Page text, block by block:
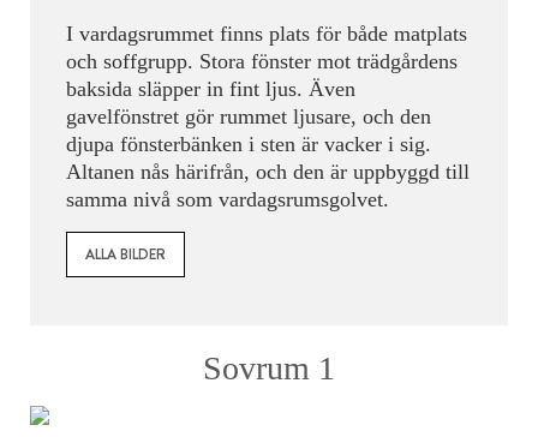
I vardagsrummet finns plats för både matplats
och soffgrupp. Stora fönster mot trädgårdens
baksida släpper in fint ljus. Även
gavelfönstret gör rummet ljusare, och den
djupa fönsterbänken i sten är vacker i sig.
Altanen nås härifrån, och den är uppbyggd till
samma nivå som vardagsrumsgolvet.
ALLA BILDER
Sovrum 1